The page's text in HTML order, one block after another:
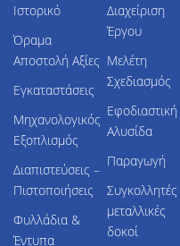
Ιστορικό
Όραμα
Αποστολή Αξίες
Εγκαταστάσεις
Μηχανολογικός
Εξοπλισμός
Διαπιστεύσεις –
Πιστοποιήσεις
Φυλλάδια &
Έντυπα
Διαχείριση
Έργου
Μελέτη
Σχεδιασμός
Εφοδιαστική
Αλυσίδα
Παραγωγή
Συγκολλητές
μεταλλικές
δοκοί